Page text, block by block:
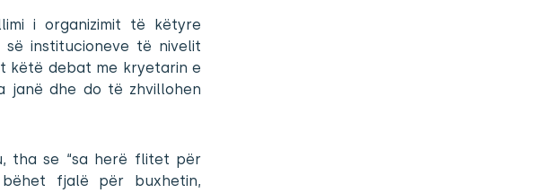
i organizimit të këtyre
institucioneve të nivelit
këtë debat me kryetarin e
janë dhe do të zhvillohen
tha se “sa herë flitet për
fjalë për buxhetin,